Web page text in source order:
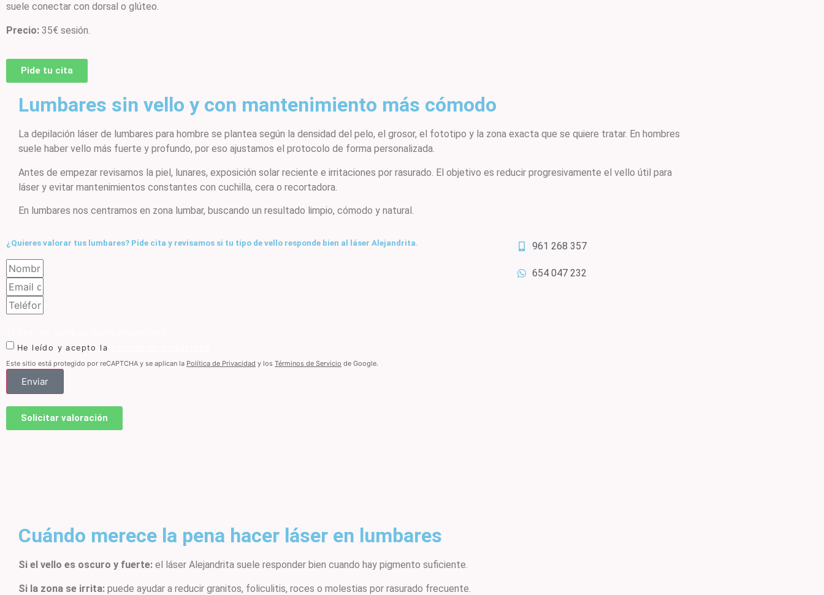
suele conectar con dorsal o glúteo.
Precio: 35€ sesión.
Pide tu cita
Lumbares sin vello y con mantenimiento más cómodo
La depilación láser de lumbares para hombre se plantea según la densidad del pelo, el grosor, el fototipo y la zona exacta que se quiere tratar. En hombres
suele haber vello más fuerte y profundo, por eso ajustamos el protocolo de forma personalizada.
Antes de empezar revisamos la piel, lunares, exposición solar reciente e irritaciones por rasurado. El objetivo es reducir progresivamente el vello útil para
láser y evitar mantenimientos constantes con cuchilla, cera o recortadora.
En lumbares nos centramos en zona lumbar, buscando un resultado limpio, cómodo y natural.
¿Quieres valorar tus lumbares? Pide cita y revisamos si tu tipo de vello responde bien al láser Alejandrita.
He leído y acepto la
Este sitio está protegido por reCAPTCHA y se aplican la Política de Privacidad y los Términos de Servicio de Google.
Enviar
Solicitar valoración
961 268 357
654 047 232
Cuándo merece la pena hacer láser en lumbares
Si el vello es oscuro y fuerte: el láser Alejandrita suele responder bien cuando hay pigmento suficiente.
Si la zona se irrita: puede ayudar a reducir granitos, foliculitis, roces o molestias por rasurado frecuente.